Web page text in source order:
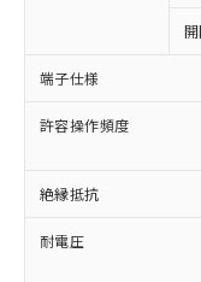
端子仕様
許容操作頻度
絶縁抵抗
耐電圧
以下の条件
ご利用くださ
本サ
商品
当社
本サ
こと
対応予定な
非含有に非
定はありませ
調査・確認
非含有の対
非該当品：
害物質有無
いたものが
※1 中国
「○」：最
基準値以下
「×」：最
基準値を超
「－」：未
当社